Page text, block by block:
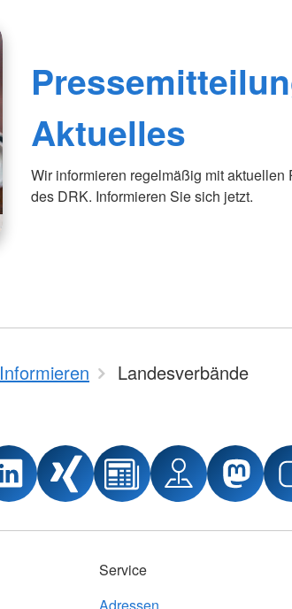
Aktuelles
Wir informieren regelmäßig mit
des DRK. Informieren Sie sich jetzt.
Informieren Landesverbände
Service